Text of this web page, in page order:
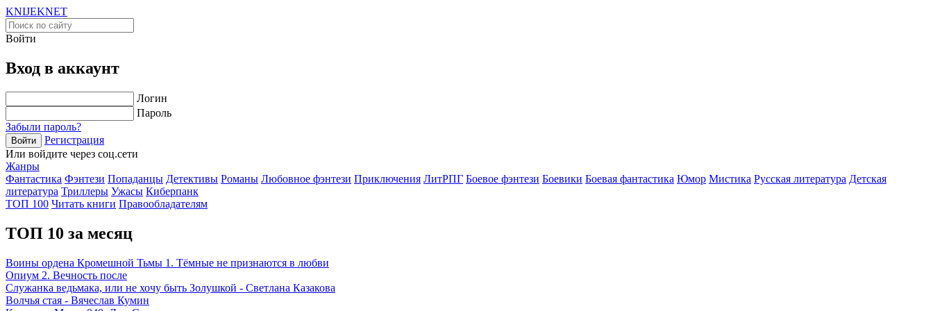
KNIJEKNET
Войти
Вход в аккаунт
Логин
Пароль
Забыли пароль?
Войти
Регистрация
Или войдите через соц.сети
Жанры
Фантастика Фэнтези Попаданцы Детективы Романы Любовное фэнтези Приключения ЛитРПГ Боевое фэнтези Боевики Боевая фантастика Юмор Мистика Русская литература Детская
литература Триллеры Ужасы Киберпанк
ТОП 100 Читать книги Правообладателям
ТОП 10 за месяц
Воины ордена Кромешной Тьмы 1. Тёмные не признаются в любви
Опиум 2. Вечность после
Служанка ведьмака, или не хочу быть Золушкой - Светлана Казакова
Волчья стая - Вячеслав Кумин